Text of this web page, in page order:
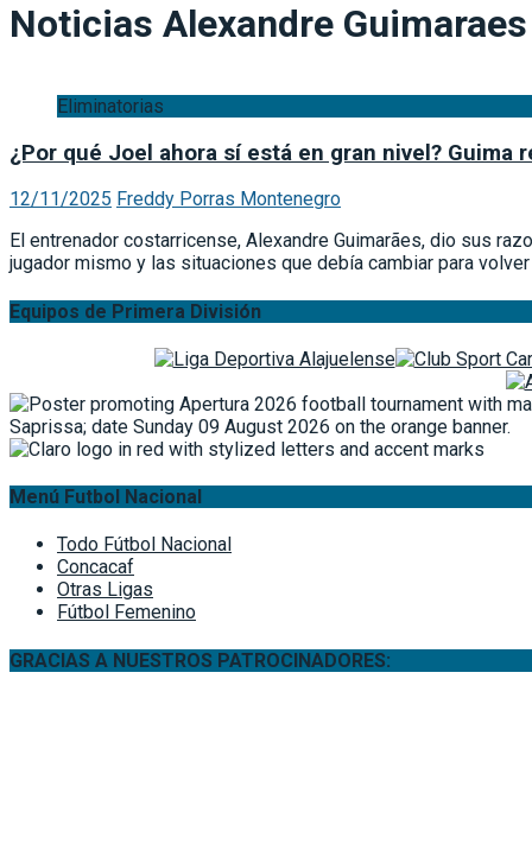
Noticias Alexandre Guimaraes
Eliminatorias
¿Por qué Joel ahora sí está en gran nivel? Guima
12/11/2025 Freddy Porras Montenegro
El entrenador costarricense, Alexandre Guimarães, dio sus
jugador mismo y las situaciones que debía cambiar para
Equipos de Primera División
Menú Futbol Nacional
Todo Fútbol Nacional
Concacaf
Otras Ligas
Fútbol Femenino
GRACIAS A NUESTROS PATROCINADORES: